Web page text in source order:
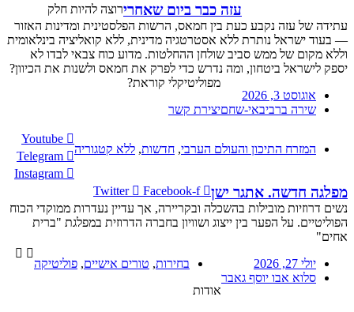
עזה כבר ביום שאחרי
עתידה של עזה נקבע כעת בין חמאס, הרשות הפלסטינית ומדינות האזור
— בעוד ישראל נותרת ללא אסטרטגיה מדינית, ללא קואליציה בינלאומית
וללא מקום של ממש סביב שולחן ההחלטות. מדוע כוח צבאי לבדו לא
יספק לישראל ביטחון, ומה נדרש כדי לפרק את חמאס ולשנות את הכיוון?
אוגוסט 3, 2026
שירה ברביבאי-שחם
המזרח התיכון והעולם הערבי, חדשות, ללא קטגוריה
מפלגה חדשה. אתגר ישן
נשים דרוזיות מובילות בהשכלה ובקריירה, אך עדיין נעדרות ממוקדי הכוח
הפוליטיים. על הפער בין ייצוג ושוויון בחברה הדרוזית במפלגת "ברית
אחים"
יולי 27, 2026
סלוא אבו יוסף גאבר
בחירות, טורים אישיים, פוליטיקה
רוצה להיות חלק
מפוליטיקלי קוראת?
יצירת קשר
Youtube
Telegram
Instagram
Twitter
Facebook-f
אודות